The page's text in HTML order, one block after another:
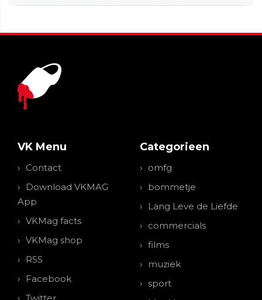
VK Menu
Contact
Download VKMAG
App
VKMag facts
VKMag shop
RSS
Facebook
Categorieen
omfg
bommetje
Lang Leve de Liefde
commercials
films
muziek
sport